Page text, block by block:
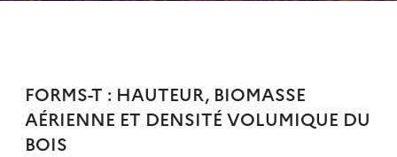
FORMS-T : HAUTEUR, BIOMASSE
AÉRIENNE ET DENSITÉ VOLUMIQUE DU
BOIS